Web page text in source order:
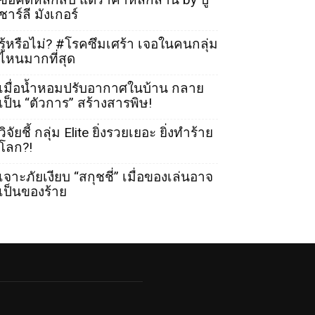
าร์ลี มังเกอร์
หรือไม่? #โรคซึมเศร้า เจอในคนกลุ่ม
หนมากที่สุด
มื่อน้ำหอมปรับอากาศในบ้าน กลาย
ป็น “ตัวการ” สร้างสารพิษ!
จัยชี้ กลุ่ม Elite ยิ่งรวยเยอะ ยิ่งทำร้าย
ลก?!
จาะภัยเงียบ “สกุชชี่” เมื่อของเล่นอาจ
ป็นของร้าย